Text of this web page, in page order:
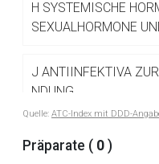
H SYSTEMISCHE
SEXUALHORMONE
J ANTIINFEKTIVA
NDUNG
J01 ANTIBIOTIKA
ANWENDUNG
Quelle: ATC-Index mit DDD-
Präparate ( 0 )